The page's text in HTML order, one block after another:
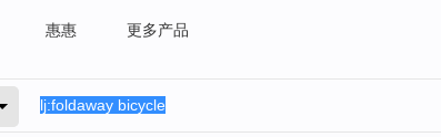
惠惠 更多产品